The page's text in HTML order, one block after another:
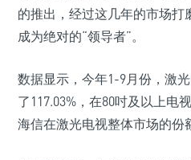
的推出，经过这几年的市场打
成为绝对的“领导者”。
数据显示，今年1-9月份，激
了117.03%，在80吋及以上电
海信在激光电视整体市场的份